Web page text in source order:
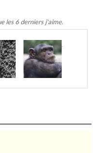
les 6 derniers j'aime.
.